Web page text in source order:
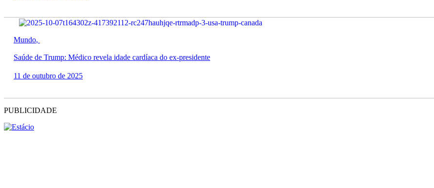
Mundo,
Saúde de Trump: Médico revela idade cardíaca do ex-presidente
11 de outubro de 2025
PUBLICIDADE